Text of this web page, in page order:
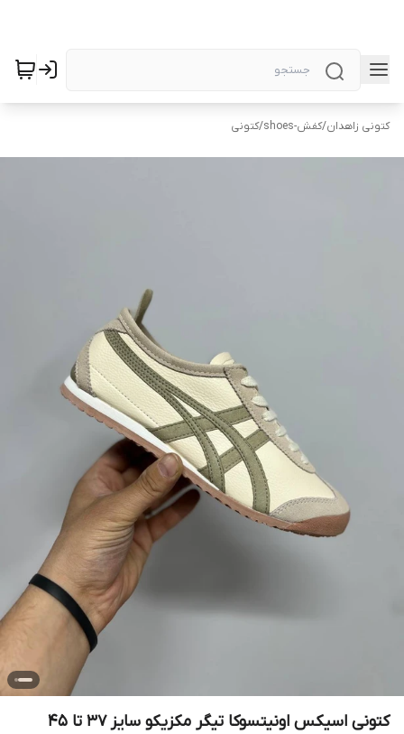
کتونی زاهدان/کفش-shoes /کتونی
کتونی اسیکس اونیتسوکا تیگر مکزیکو سایز 37 تا 45